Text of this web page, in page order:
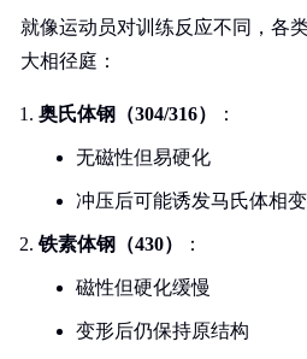
就像运动员对训练反应不同，各
大相径庭：
奥氏体钢（304/316） ：
无磁性但易硬化
冲压后可能诱发马氏体相变
铁素体钢（430） ：
磁性但硬化缓慢
变形后仍保持原结构